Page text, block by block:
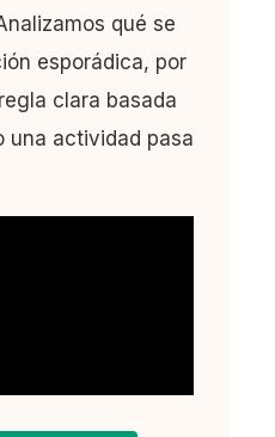
qué se
esporádica, por
clara basada
una actividad pasa